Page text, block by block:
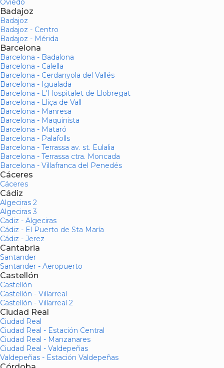
Oviedo
Badajoz
Badajoz
Badajoz - Centro
Badajoz - Mérida
Barcelona
Barcelona - Badalona
Barcelona - Calella
Barcelona - Cerdanyola del Vallés
Barcelona - Igualada
Barcelona - L'Hospitalet de Llobregat
Barcelona - Lliça de Vall
Barcelona - Manresa
Barcelona - Maquinista
Barcelona - Mataró
Barcelona - Palafolls
Barcelona - Terrassa av. st. Eulalia
Barcelona - Terrassa ctra. Moncada
Barcelona - Villafranca del Penedés
Cáceres
Cáceres
Cádiz
Algeciras 2
Algeciras 3
Cadiz - Algeciras
Cádiz - El Puerto de Sta María
Cádiz - Jerez
Cantabria
Santander
Santander - Aeropuerto
Castellón
Castellón
Castellón - Villarreal
Castellón - Villarreal 2
Ciudad Real
Ciudad Real
Ciudad Real - Estación Central
Ciudad Real - Manzanares
Ciudad Real - Valdepeñas
Valdepeñas - Estación Valdepeñas